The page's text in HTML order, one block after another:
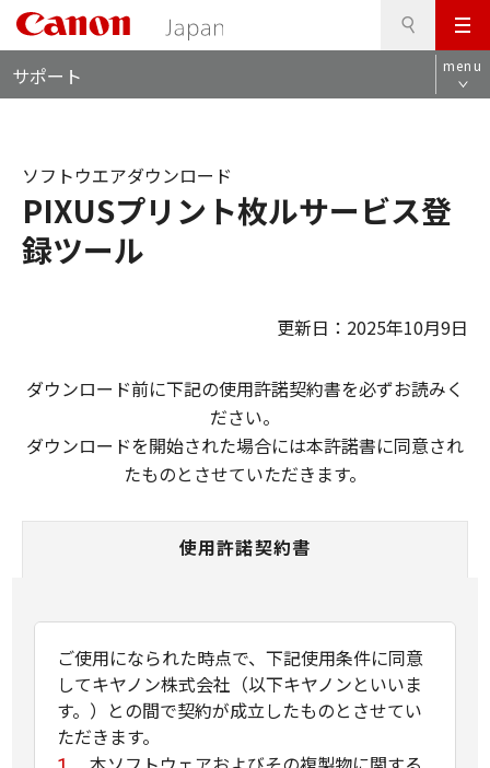
メ
ニ
ュ
サポート menu
PIXUSプリント枚ルサービス登
録ツール
ソフトウエアダウンロード
更新日：2025年10月9日
ダウンロード前に下記の使用許諾契約書を必ずお読みく
ださい。
ダウンロードを開始された場合には本許諾書に同意され
たものとさせていただきます。
使用許諾契約書
ご使用になられた時点で、下記使用条件に同意
してキヤノン株式会社（以下キヤノンといいま
す。）との間で契約が成立したものとさせてい
ただきます。